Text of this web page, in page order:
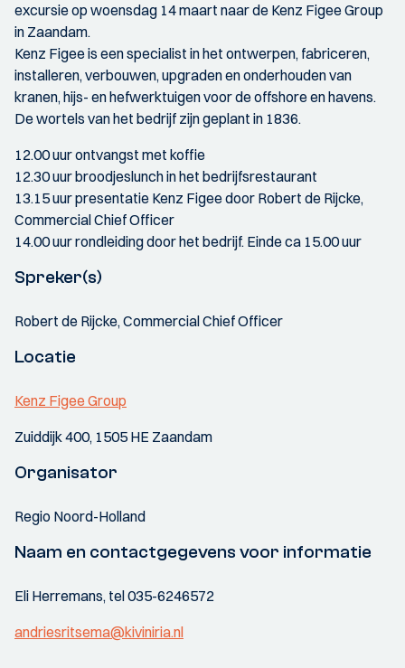
excursie op woensdag 14 maart naar de Kenz Figee Group
in Zaandam.
Kenz Figee is een specialist in het ontwerpen, fabriceren,
installeren, verbouwen, upgraden en onderhouden van
kranen, hijs- en hefwerktuigen voor de offshore en havens.
De wortels van het bedrijf zijn geplant in 1836.
12.00 uur ontvangst met koffie
12.30 uur broodjeslunch in het bedrijfsrestaurant
13.15 uur presentatie Kenz Figee door Robert de Rijcke,
Commercial Chief Officer
14.00 uur rondleiding door het bedrijf. Einde ca 15.00 uur
Spreker(s)
Robert de Rijcke, Commercial Chief Officer
Locatie
Kenz Figee Group
Zuiddijk 400, 1505 HE Zaandam
Organisator
Regio Noord-Holland
Naam en contactgegevens voor informatie
Eli Herremans, tel 035-6246572
andriesritsema@kiviniria.nl